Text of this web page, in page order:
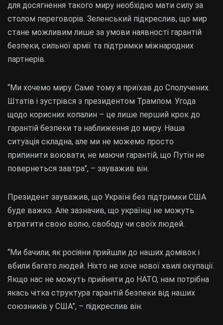
для досягнення такого миру необхідно мати силу за
столом переговорів. Зеленський підкреслив, що мир
стане можливим лише за умови наявності гарантій
безпеки, сильної армії та підтримки міжнародних
партнерів.
“Ми хочемо миру. Саме тому я приїхав до Сполучених
Штатів і зустрівся з президентом Трампом. Угода
щодо корисних копалин – це лише перший крок до
гарантій безпеки та наближення до миру. Наша
ситуація складна, але ми не можемо просто
припинити воювати, не маючи гарантій, що Путін не
повернеться завтра”, – зауважив він.
Президент зауважив, що Україні без підтримки США
буде важко. Але зазначив, що українці не можуть
втратити свою волю, свободу чи своїх людей.
“Ми бачили, як росіяни прийшли до наших домівок і
вбили багато людей. Ніхто не хоче нової хвилі окупації.
Якщо нас не можуть прийняти до НАТО, нам потрібна
якась чітка структура гарантій безпеки від наших
союзників у США”, – підкреслив він.